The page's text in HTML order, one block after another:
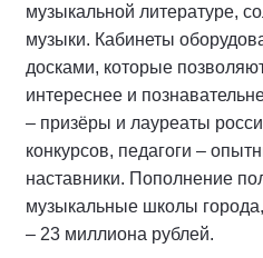
музыкальной литературе,
музыки. Кабинеты
досками, которые
интереснее и
– призёры и лауреаты
конкурсов, педагоги –
наставники. Пополнение
музыкальные школы
– 23 миллиона рублей.